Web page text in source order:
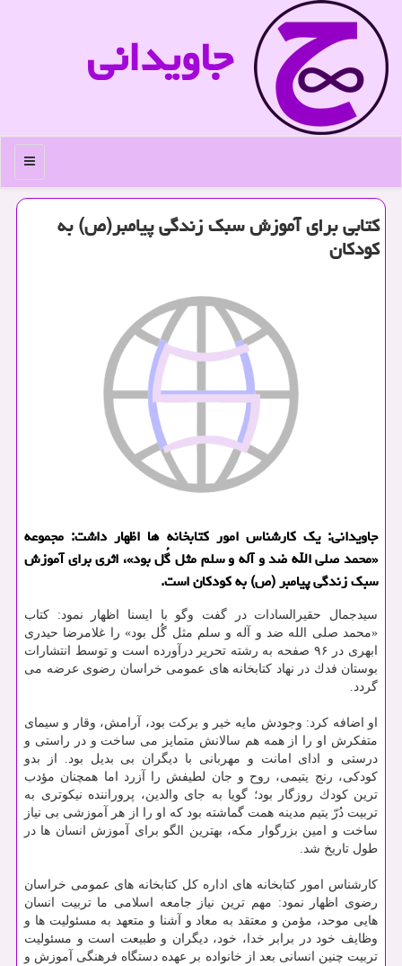
جاویدانی
منو
كتابی برای آموزش سبك زندگی پیامبر(ص) به
كودكان
جاویدانی: یك كارشناس امور كتابخانه ها اظهار داشت: مجموعه
«محمد صلی الله ضد و آله و سلم مثل گُل بود»، اثری برای آموزش
سبك زندگی پیامبر (ص) به كودكان است.
سیدجمال حقیرالسادات در گفت وگو با ایسنا اظهار نمود: كتاب
«محمد صلی الله ضد و آله و سلم مثل گُل بود» را غلامرضا حیدری
ابهری در ۹۶ صفحه به رشته تحریر درآورده است و توسط انتشارات
بوستان فدك در نهاد كتابخانه های عمومی خراسان رضوی عرضه می
گردد.
او اضافه كرد: وجودش مایه خیر و بركت بود، آرامش، وقار و سیمای
متفكرش او را از همه هم سالانش متمایز می ساخت و در راستی و
درستی و ادای امانت و مهربانی با دیگران بی بدیل بود. از بدو
كودكی، رنج یتیمی، روح و جان لطیفش را آزرد اما همچنان مؤدب
ترین كودك روزگار بود؛ گویا به جای والدین، پروراننده نیكوتری به
تربیت دُرّ یتیم مدینه همت گماشته بود كه او را از هر آموزشی بی نیاز
ساخت و امین بزرگوار مكه، بهترین الگو برای آموزش انسان ها در
طول تاریخ شد.
كارشناس امور كتابخانه های اداره كل كتابخانه های عمومی خراسان
رضوی اظهار نمود: مهم ترین نیاز جامعه اسلامی ما تربیت انسان
هایی موحد، مؤمن و معتقد به معاد و آشنا و متعهد به مسئولیت ها و
وظایف خود در برابر خدا، خود، دیگران و طبیعت است و مسئولیت
تربیت چنین انسانی بعد از خانواده بر عهده دستگاه فرهنگی آموزش و